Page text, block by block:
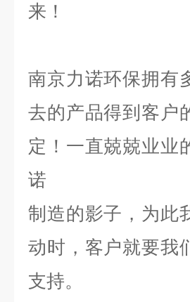
来！
南京力诺环保拥有
去的产品得到客户
定！一直兢兢业业
诺
制造的影子，为此
动时，客户就要我
支持。